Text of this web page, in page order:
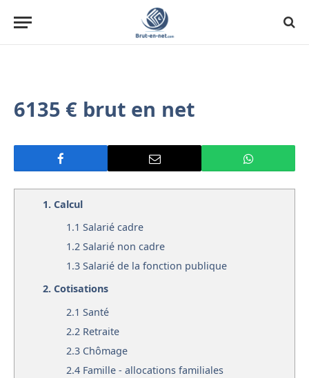
6135 € brut en net
1. Calcul
1.1 Salarié cadre
1.2 Salarié non cadre
1.3 Salarié de la fonction publique
2. Cotisations
2.1 Santé
2.2 Retraite
2.3 Chômage
2.4 Famille - allocations familiales